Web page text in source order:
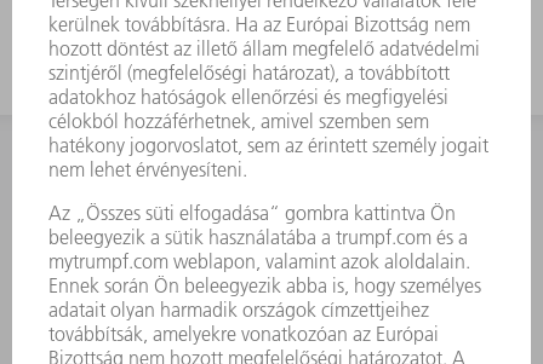
KAPCSOLAT
Szerszám
3628576045
08.00 - 16.30
szerszam@hu.trumpf.com
KAPCSOLAT
Alkatrész